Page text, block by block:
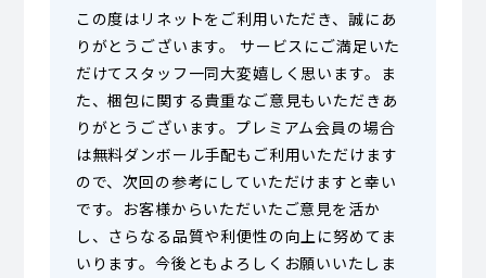
この度はリネットをご利用いただき、誠にあ
りがとうございます。 サービスにご満足いた
だけてスタッフ一同大変嬉しく思います。ま
た、梱包に関する貴重なご意見もいただきあ
りがとうございます。プレミアム会員の場合
は無料ダンボール手配もご利用いただけます
ので、次回の参考にしていただけますと幸い
です。お客様からいただいたご意見を活か
し、さらなる品質や利便性の向上に努めてま
いります。今後ともよろしくお願いいたしま